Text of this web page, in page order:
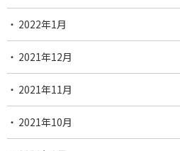
2022年1月
2021年12月
2021年11月
2021年10月